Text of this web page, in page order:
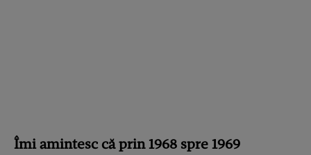
Îmi amintesc că prin 1968 spre 1969